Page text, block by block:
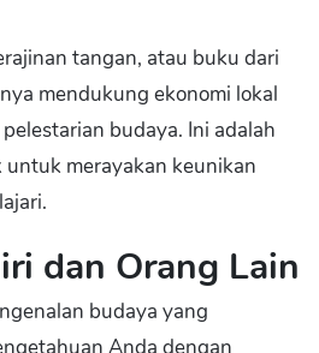
tangan, atau buku dari
mendukung ekonomi lokal
budaya. Ini adalah
untuk merayakan keunikan
dan Orang Lain
budaya yang